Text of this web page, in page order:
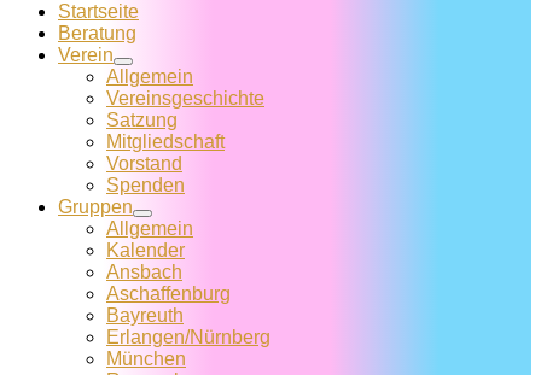
Startseite
Beratung
Verein
Allgemein
Vereins­geschichte
Satzung
Mitglied­schaft
Vorstand
Spenden
Gruppen
Allgemein
Kalender
Ansbach
Aschaffenburg
Bayreuth
Erlangen/Nürnberg
München